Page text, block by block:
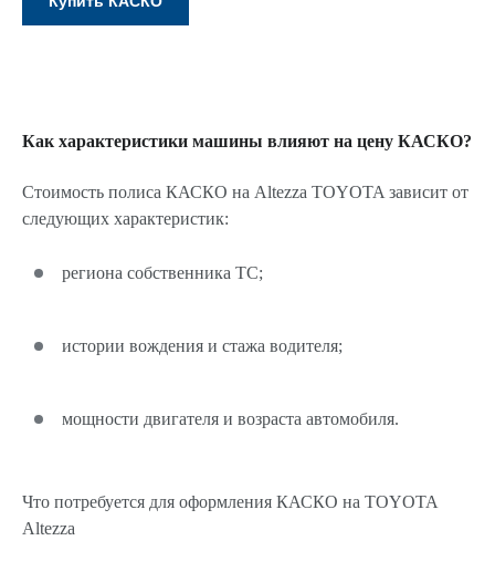
Как характеристики машины влияют на цену КАСКО?
Стоимость полиса КАСКО на Altezza TOYOTA зависит от
следующих характеристик:
региона собственника ТС;
истории вождения и стажа водителя;
мощности двигателя и возраста автомобиля.
Что потребуется для оформления КАСКО на TOYOTA
Altezza